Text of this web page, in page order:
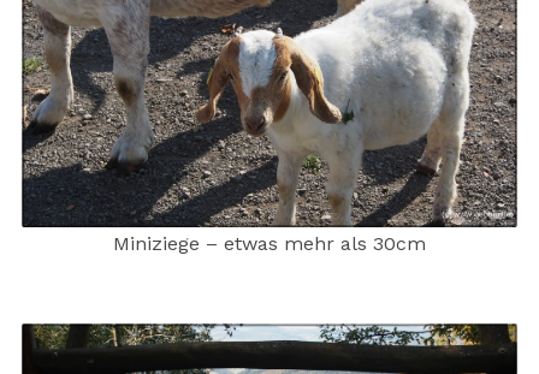
Miniziege – etwas mehr als 30cm